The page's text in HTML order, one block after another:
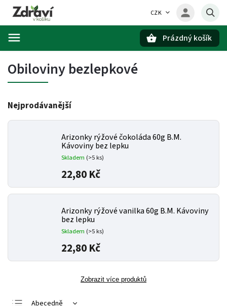
CZK
Prázdný košík
Obiloviny bezlepkové
Nejprodávanější
Arizonky rýžové čokoláda 60g B.M.
Kávoviny bez lepku
Skladem (>5 ks)
22,80 Kč
Arizonky rýžové vanilka 60g B.M. Kávoviny
bez lepku
Skladem (>5 ks)
22,80 Kč
Zobrazit více produktů
Abecedně